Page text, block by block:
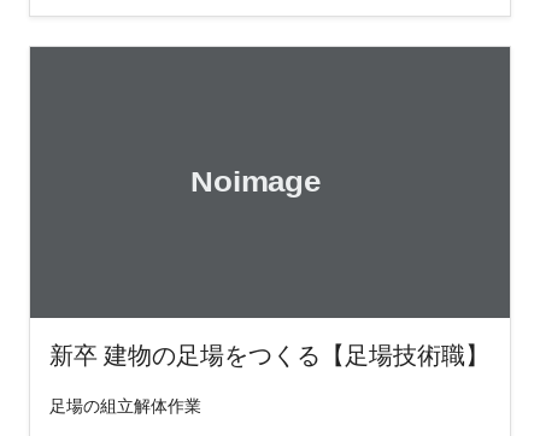
新卒 建物の足場をつくる【足場技術職】
足場の組立解体作業